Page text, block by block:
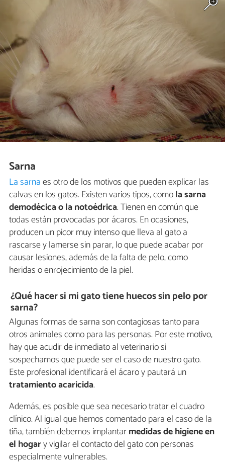
Sarna
La sarnaes otro de los motivos que pueden explicar las
calvas en los gatos. Existen varios tipos, comola sarna
demodécica o la notoédrica. Tienen en común que
todas están provocadas por ácaros. En ocasiones,
producen un picor muy intenso que lleva al gato a
rascarse y lamerse sin parar, lo que puede acabar por
causar lesiones, además de la falta de pelo, como
heridas o enrojecimiento de la piel.
¿Qué hacer si mi gato tiene huecos sin pelo por
sarna?
Algunas formas de sarna son contagiosas tanto para
otros animales como para las personas. Por este motivo,
hay que acudir de inmediato al veterinario si
sospechamos que puede ser el caso de nuestro gato.
Este profesional identificará el ácaro y pautará un
tratamiento acaricida.
Además, es posible que sea necesario tratar el cuadro
clínico. Al igual que hemos comentado para el caso de la
tiña, también debemos implantarmedidas de higiene en
el hogary vigilar el contacto del gato con personas
especialmente vulnerables.